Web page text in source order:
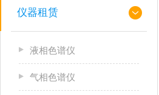
仪器租赁
液相色谱仪
气相色谱仪